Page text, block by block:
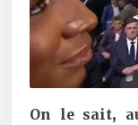
On le sait,